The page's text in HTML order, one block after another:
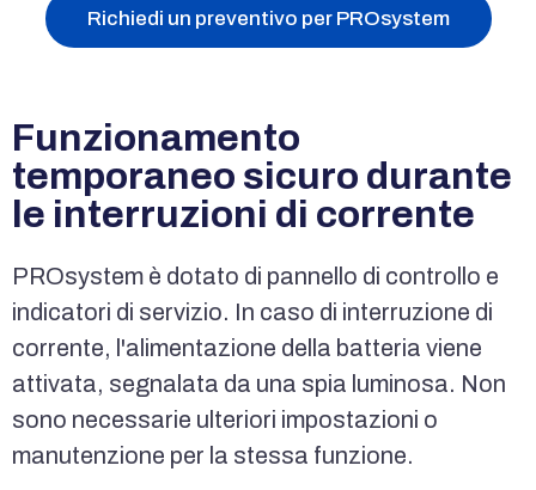
Richiedi un preventivo per PROsystem
Funzionamento
temporaneo sicuro durante
le interruzioni di corrente
PROsystem è dotato di pannello di controllo e
indicatori di servizio. In caso di interruzione di
corrente, l'alimentazione della batteria viene
attivata, segnalata da una spia luminosa. Non
sono necessarie ulteriori impostazioni o
manutenzione per la stessa funzione.